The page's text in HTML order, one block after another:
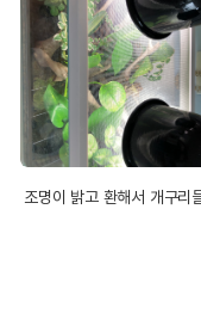
조명이 밝고 환해서 개구리